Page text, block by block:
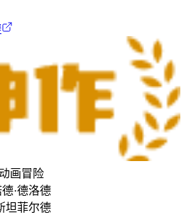
画冒险
德·德洛德
坦菲尔德